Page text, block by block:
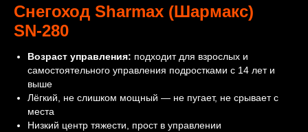
Снегоход Sharmax (Шармакс)
SN‑280
Возраст управления: подходит для взрослых и
самостоятельного управления подростками с 14 лет и
выше
Лёгкий, не слишком мощный — не пугает, не срывает с
места
Низкий центр тяжести, прост в управлении